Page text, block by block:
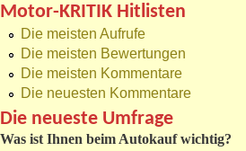
Motor-KRITIK Hitlisten
Die meisten Aufrufe
Die meisten Bewertungen
Die meisten Kommentare
Die neuesten Kommentare
Die neueste Umfrage
Was ist Ihnen beim Autokauf wichtig?